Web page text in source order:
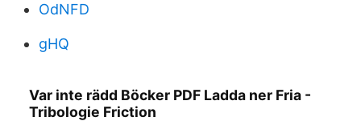
OdNFD
gHQ
Var inte rädd Böcker PDF Ladda ner Fria -
Tribologie Friction